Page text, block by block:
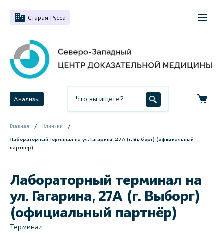
Старая Русса
Анализы
Главная Клиники
Лабораторный терминал на ул. Гагарина, 27А (г. Выборг) (официальный
партнёр)
Лабораторный терминал на
ул. Гагарина, 27А (г. Выборг)
(официальный партнёр)
Терминал